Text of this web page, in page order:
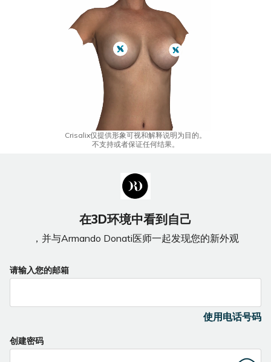
Crisalix仅提供形象可视和解释说明为目的。
不支持或者保证任何结果。
在3D环境中看到自己
，并与Armando Donati医师一起发现您的新外观
请输入您的邮箱
使用电话号码
创建密码